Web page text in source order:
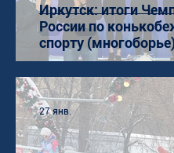
Иркутск: итоги
России по
спорту
27 янв.